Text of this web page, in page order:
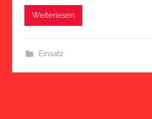
Weiterlesen
Einsatz